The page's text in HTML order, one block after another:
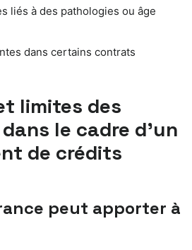
liés à des pathologies ou âge
dans certains contrats
limites des
le cadre d’un
de crédits
peut apporter à